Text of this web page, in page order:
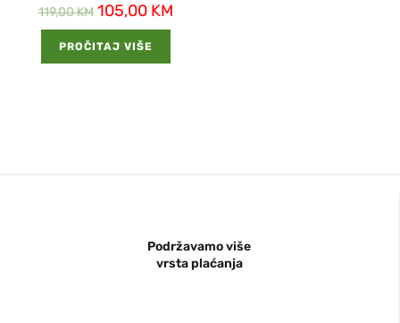
119,00KM 105,00 KM
PROČITAJ VIŠE
Podržavamo više
vrsta plaćanja